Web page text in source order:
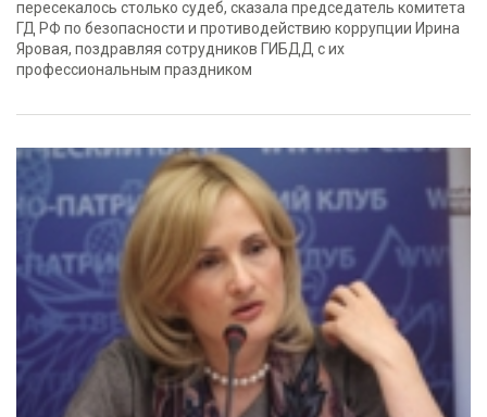
пересекалось столько судеб, сказала председатель комитета
ГД РФ по безопасности и противодействию коррупции Ирина
Яровая, поздравляя сотрудников ГИБДД с их
профессиональным праздником